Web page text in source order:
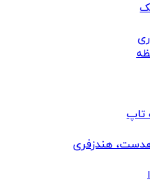
تاپ
هندزفری